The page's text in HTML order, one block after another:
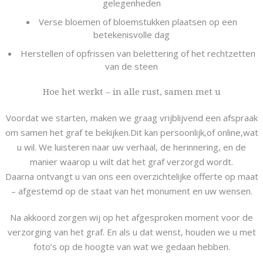
gelegenheden
Verse bloemen of bloemstukken plaatsen op een
betekenisvolle dag
Herstellen of opfrissen van belettering of het rechtzetten
van de steen
Hoe het werkt – in alle rust, samen met u
Voordat we starten, maken we graag vrijblijvend een afspraak
om samen het graf te bekijken.Dit kan persoonlijk,of online,wat
u wil. We luisteren naar uw verhaal, de herinnering, en de
manier waarop u wilt dat het graf verzorgd wordt.
Daarna ontvangt u van ons een overzichtelijke offerte op maat
– afgestemd op de staat van het monument en uw wensen.
Na akkoord zorgen wij op het afgesproken moment voor de
verzorging van het graf. En als u dat wenst, houden we u met
foto’s op de hoogte van wat we gedaan hebben.